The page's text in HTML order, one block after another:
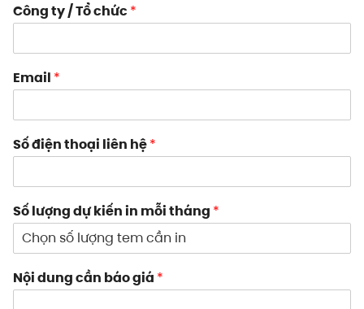
Công ty / Tổ chức *
Email *
Số điện thoại liên hệ*
Số lượng dự kiến in mỗi tháng *
Nội dung cần báo giá *